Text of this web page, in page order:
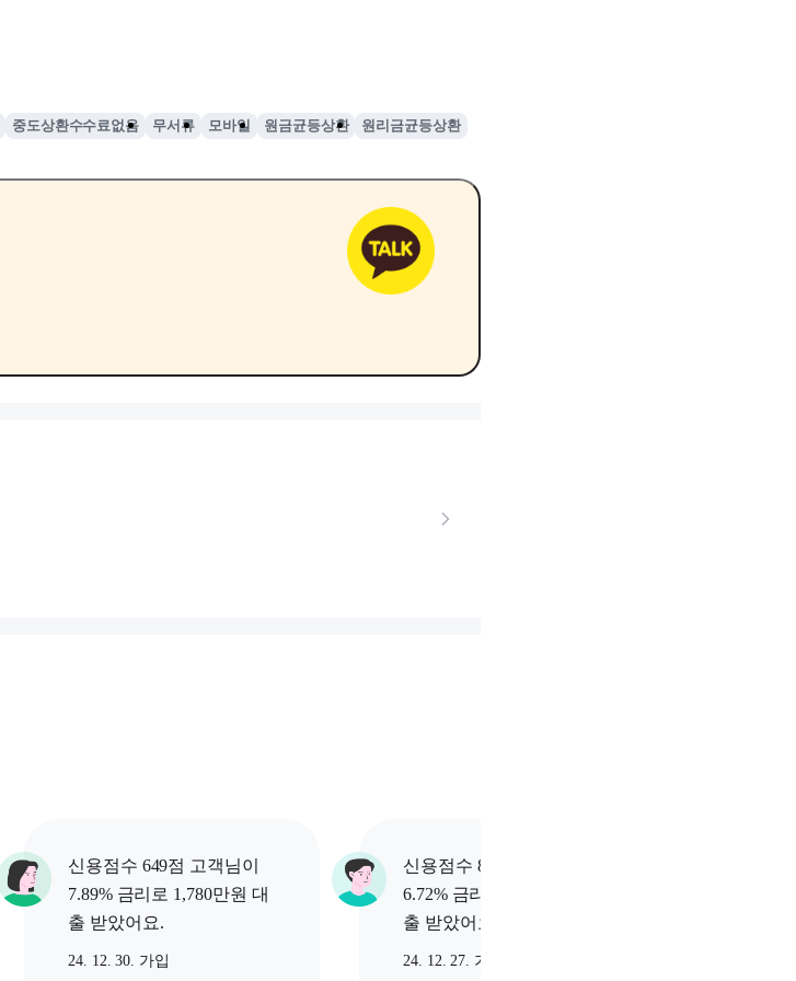
중도상환수수료없음 무서류 모바일 원금균등상환 원리금균등상환
신용점수 649점 고객님이
7.89% 금리로 1,780만원 대
출 받았어요.
24. 12. 30. 가입
신용점수 832점 고객님이
6.72% 금리로 1,000만원 대
출 받았어요.
24. 12. 27. 가입